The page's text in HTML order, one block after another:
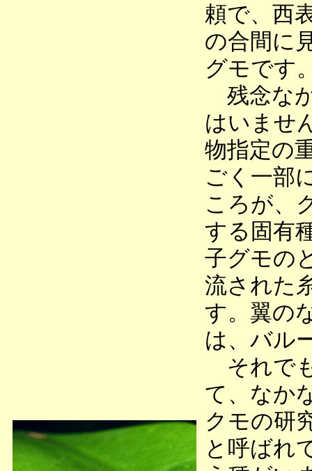
頼で、西
の合間に
グモです
残念な
はいませ
物指定の
ごく一部
ころが、
する固有
子グモの
流された
す。翼の
は、バル
それで
て、なか
クモの研
と呼ばれ